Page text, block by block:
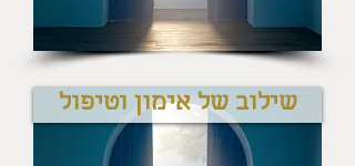
שילוב של אימון וטיפול